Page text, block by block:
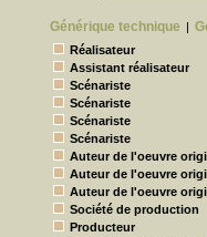
Générique technique |
Réalisateur
Assistant réalisateur
Scénariste
Scénariste
Scénariste
Scénariste
Auteur de l'oeuvre
Auteur de l'oeuvre
Auteur de l'oeuvre
Société de production
Producteur